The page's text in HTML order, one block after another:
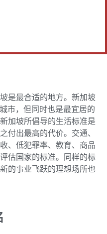
是最合适的地方。新加坡
市，但同时也是最宜居的
加坡所倡导的生活标准是
付出最高的代价。交通、
、低犯罪率、教育、商品
估国家的标准。同样的标
的事业飞跃的理想场所也